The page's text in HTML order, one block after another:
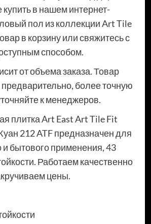
купить в нашем интернет-
пол из коллекции Art Tile
в корзину или свяжитесь с
способом.
от объема заказа. Товар
предварительно, более точную
к менеджеров.
плитка Art East Art Tile Fit
212 ATF предназначен для
и бытового применения, 43
Работаем качественно
цены.